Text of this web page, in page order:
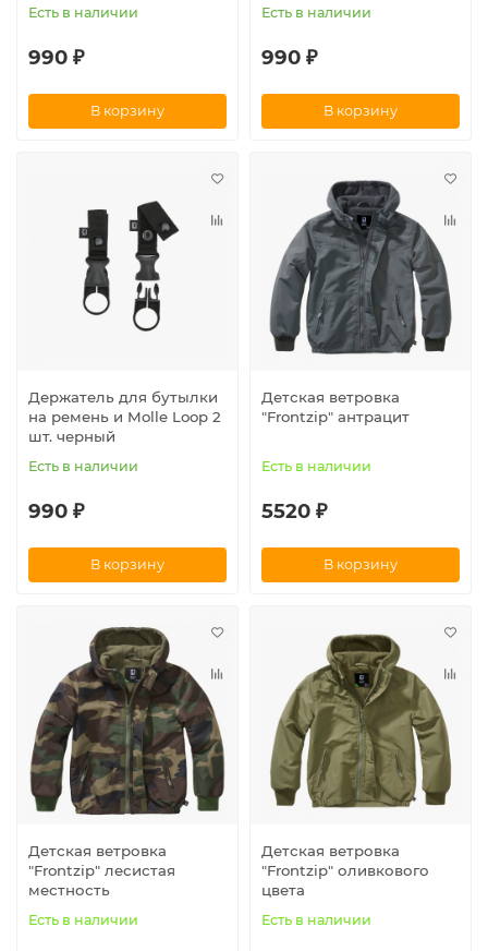
Есть в наличии
990 ₽
В корзину
Есть в наличии
990 ₽
В корзину
Держатель для бутылки
на ремень и Molle Loop 2
шт. черный
Есть в наличии
990 ₽
В корзину
Детская ветровка
"Frontzip" антрацит
Есть в наличии
5520 ₽
В корзину
Детская ветровка
"Frontzip" лесистая
местность
Есть в наличии
Детская ветровка
"Frontzip" оливкового
цвета
Есть в наличии